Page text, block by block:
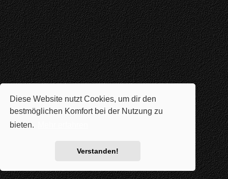
Diese Website nutzt Cookies, um dir den
bestmöglichen Komfort bei der Nutzung zu
bieten.
Verstanden!